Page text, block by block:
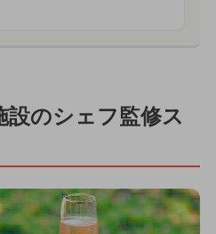
設のシェフ監修ス